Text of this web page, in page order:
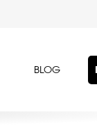
BLOG